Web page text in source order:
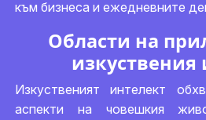
към бизнеса и ежедневните
Области на
изкуствения
Изкуственият интелект
аспекти на човешкия